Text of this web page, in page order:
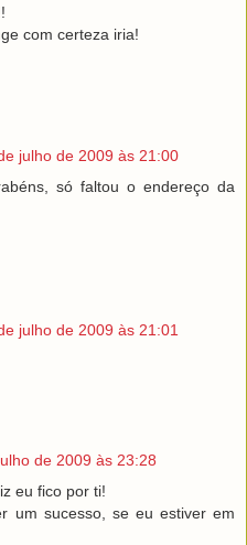
com certeza iria!
julho de 2009 às 21:00
só faltou o endereço da
julho de 2009 às 21:01
de 2009 às 23:28
eu fico por ti!
um sucesso, se eu estiver em